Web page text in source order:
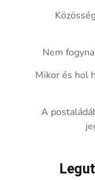
Nem
Mikor és hol
A